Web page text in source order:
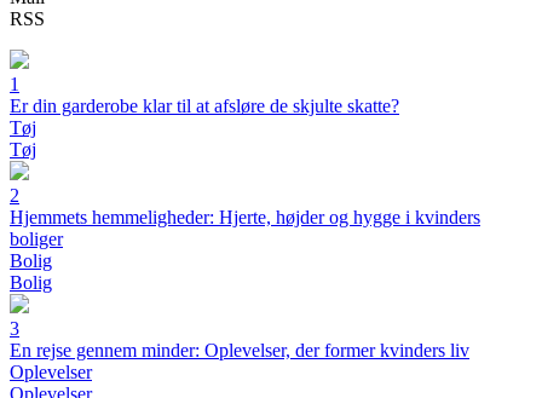
RSS
1
Er din garderobe klar til at afsløre de skjulte skatte?
Tøj
Tøj
2
Hjemmets hemmeligheder: Hjerte, højder og hygge i kvinders
boliger
Bolig
Bolig
3
En rejse gennem minder: Oplevelser, der former kvinders liv
Oplevelser
Oplevelser